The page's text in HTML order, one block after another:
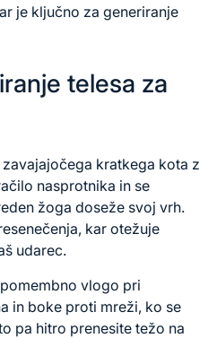
je ključno za generiranje
telesa za
kratkega kota z
nasprotnika in se
žoga doseže svoj vrh.
kar otežuje
udarec.
vlogo pri
in boke proti mreži, ko se
pa hitro prenesite težo na